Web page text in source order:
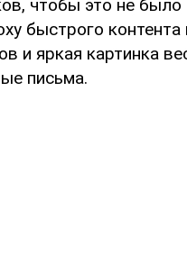
чтобы это не было
быстрого контента
и яркая картинка
письма.